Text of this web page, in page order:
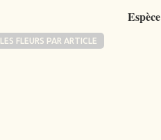
Espèce
LES FLEURS PAR ARTICLE